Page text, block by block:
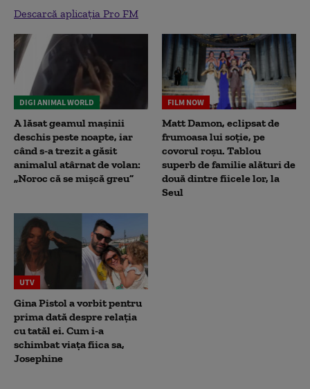
Descarcă aplicația Pro FM
DIGI ANIMAL WORLD
A lăsat geamul mașinii
deschis peste noapte, iar
când s-a trezit a găsit
animalul atârnat de volan:
„Noroc că se mișcă greu”
FILM NOW
Matt Damon, eclipsat de
frumoasa lui soție, pe
covorul roșu. Tablou
superb de familie alături de
două dintre fiicele lor, la
Seul
UTV
Gina Pistol a vorbit pentru
prima dată despre relația
cu tatăl ei. Cum i-a
schimbat viața fiica sa,
Josephine